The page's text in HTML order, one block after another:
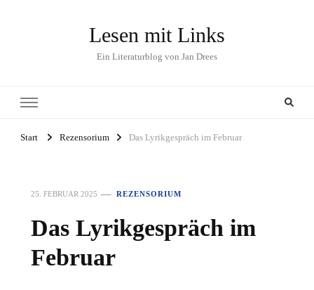
Lesen mit Links
Ein Literaturblog von Jan Drees
Start Rezensorium Das Lyrikgespräch im Februar
25. FEBRUAR 2025 REZENSORIUM
Das Lyrikgespräch im
Februar